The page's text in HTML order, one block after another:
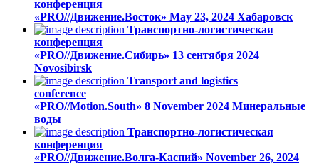
конференция
«PRO//Движение.Восток» May 23, 2024 Хабаровск
Транспортно-логистическая
конференция
«PRO//Движение.Сибирь» 13 сентября 2024
Novosibirsk
Transport and logistics
conference
«PRO//Motion.South» 8 November 2024 Минеральные
воды
Транспортно-логистическая
конференция
«PRO//Движение.Волга-Каспий» November 26, 2024